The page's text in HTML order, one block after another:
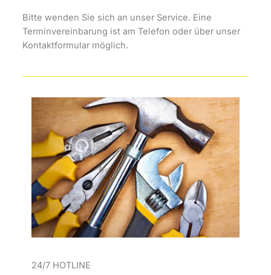
Bitte wenden Sie sich an unser Service. Eine
Terminvereinbarung ist am Telefon oder über unser
Kontaktformular möglich.
24/7 HOTLINE